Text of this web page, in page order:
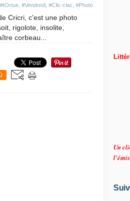
#tOrtue #Vendredi #Clic-clac #Photo
Cricri, c'est une photo
rigolote, insolite,
corbeau...
Un